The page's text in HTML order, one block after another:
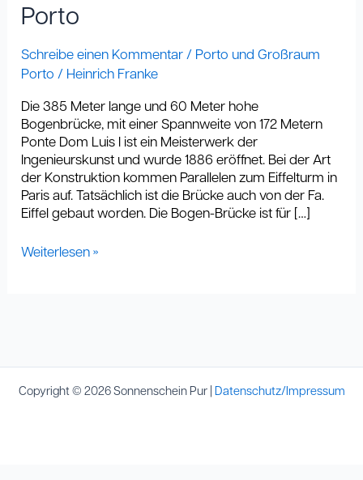
Porto
Schreibe einen Kommentar / Porto und Großraum
Porto / Heinrich Franke
Die 385 Meter lange und 60 Meter hohe
Bogenbrücke, mit einer Spannweite von 172 Metern
Ponte Dom Luis I ist ein Meisterwerk der
Ingenieurskunst und wurde 1886 eröffnet. Bei der Art
der Konstruktion kommen Parallelen zum Eiffelturm in
Paris auf. Tatsächlich ist die Brücke auch von der Fa.
Eiffel gebaut worden. Die Bogen-Brücke ist für […]
Porto
Weiterlesen »
Copyright © 2026 Sonnenschein Pur | Datenschutz/Impressum